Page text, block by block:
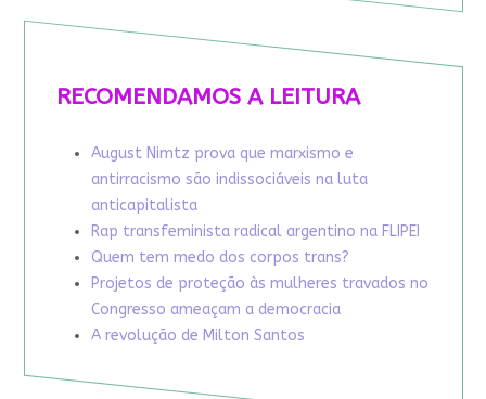
RECOMENDAMOS A LEITURA
August Nimtz prova que marxismo e
antirracismo são indissociáveis na luta
anticapitalista
Rap transfeminista radical argentino na FLIPEI
Quem tem medo dos corpos trans?
Projetos de proteção às mulheres travados no
Congresso ameaçam a democracia
A revolução de Milton Santos